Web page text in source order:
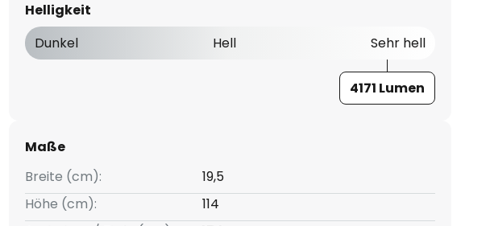
Helligkeit
Dunkel
Hell Sehr hell
4171 Lumen
Maße
Breite (cm):
19,5
Höhe (cm):
114